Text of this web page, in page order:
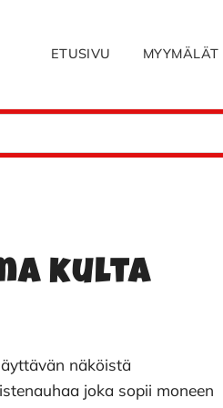
ETUSIVU MYYMÄLÄT
kulta
näköistä
joka sopii moneen